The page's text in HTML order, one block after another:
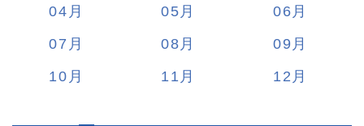
04
05
06
07
08
09
10
11 12